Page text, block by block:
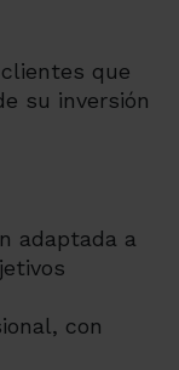
que
su inversión
adaptada a
con